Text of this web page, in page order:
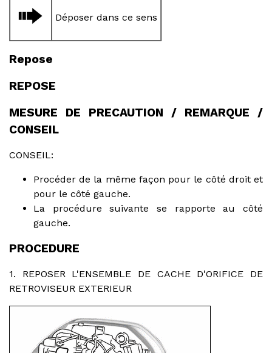
Déposer dans ce sens
Repose
REPOSE
MESURE DE PRECAUTION / REMARQUE /
CONSEIL
CONSEIL:
Procéder de la même façon pour le côté droit et
pour le côté gauche.
La procédure suivante se rapporte au côté
gauche.
PROCEDURE
1. REPOSER L'ENSEMBLE DE CACHE D'ORIFICE DE
RETROVISEUR EXTERIEUR